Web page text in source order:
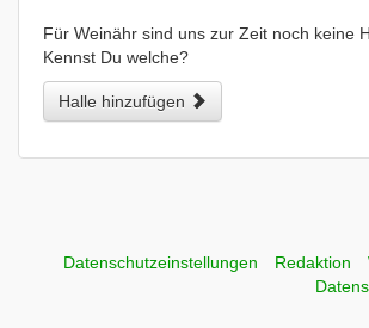
Für Weinähr sind uns zur Zeit noch keine
Kennst Du welche?
Halle hinzufügen
Datenschutzeinstellungen Redaktion